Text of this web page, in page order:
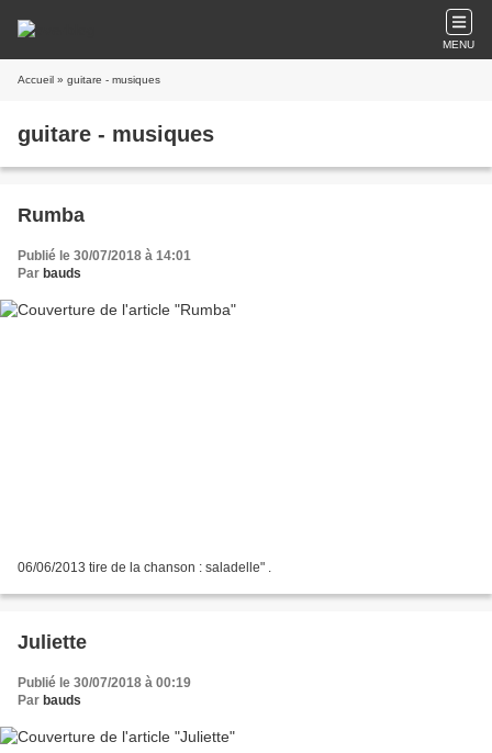
MENU
Accueil » guitare - musiques
guitare - musiques
Rumba
Publié le 30/07/2018 à 14:01
Par bauds
06/06/2013 tire de la chanson : saladelle" .
Juliette
Publié le 30/07/2018 à 00:19
Par bauds